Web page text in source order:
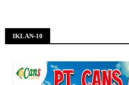
IKLAN-10